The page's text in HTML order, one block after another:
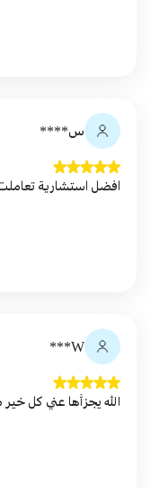
س****
افضل استشارية
W***
الله يجزأها عني كل خير